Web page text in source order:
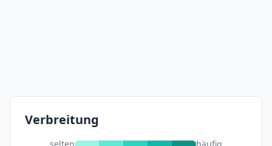
Verbreitung